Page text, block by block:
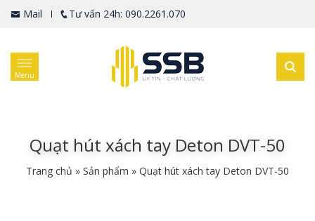
Mail Tư vấn 24h: 090.2261.070
Menu
Quạt hút xách tay Deton DVT-50
Trang chủ » Sản phẩm » Quạt hút xách tay Deton DVT-50